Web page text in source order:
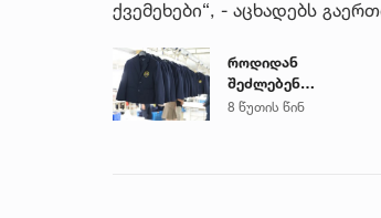
ქვემეხები“, - აცხადებს
როდიდან
შეძლებენ
მშობლები
8 წუთის წინ